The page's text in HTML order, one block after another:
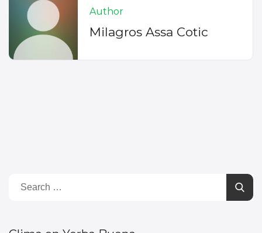
Author
Milagros Assa Cotic